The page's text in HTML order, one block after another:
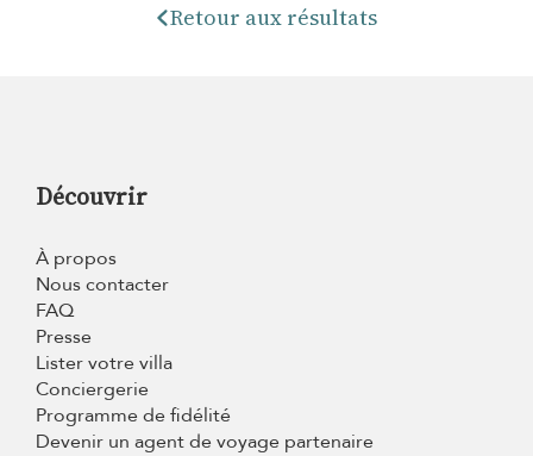
Retour aux résultats
Découvrir
À propos
Nous contacter
FAQ
Presse
Lister votre villa
Conciergerie
Programme de fidélité
Devenir un agent de voyage partenaire